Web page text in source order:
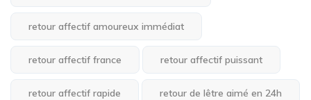
retour affectif amoureux immédiat
retour affectif france retour affectif puissant
retour affectif rapide retour de lêtre aimé en 24h